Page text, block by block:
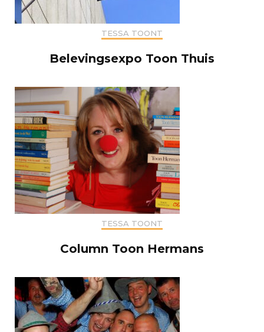
TESSA TOONT
Belevingsexpo Toon Thuis
TESSA TOONT
Column Toon Hermans